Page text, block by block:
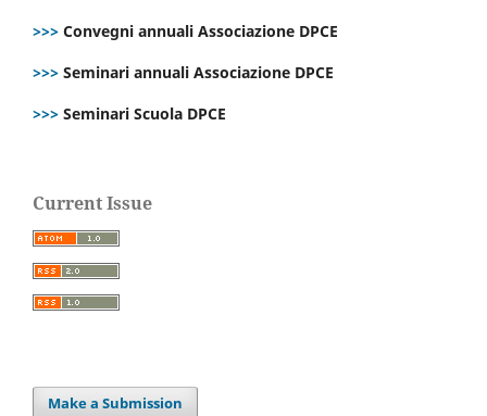
>>> Convegni annuali Associazione DPCE
>>> Seminari annuali Associazione DPCE
>>> Seminari Scuola DPCE
Current Issue
Make a Submission